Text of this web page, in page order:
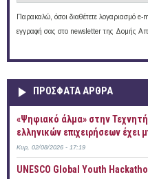
Παρακαλώ, όσοι διαθέτετε λογαριασμό
εγγραφή σας στο newsletter της Δομής
ΠΡOΣΦΑΤΑ AΡΘΡΑ
«Ψηφιακό άλμα» στην
ελληνικών επιχειρήσεων έχει
Κυρ, 02/08/2026 - 17:19
UNESCO Global Youth